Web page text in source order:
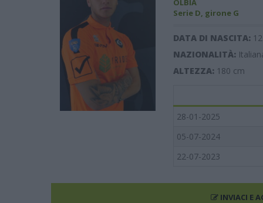
OLBIA
Serie D, girone G
DATA DI NASCITA:
NAZIONALITÀ:
ALTEZZA: 180 cm
28-01-2025
05-07-2024
22-07-2023
INVIACI E